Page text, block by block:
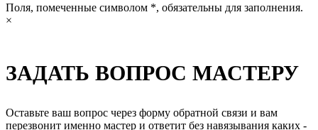
Поля, помеченные символом *, обязательны для заполнения.
×
ЗАДАТЬ ВОПРОС МАСТЕРУ
Оставьте ваш вопрос через форму обратной связи и вам
перезвонит именно мастер и ответит без навязывания каких -